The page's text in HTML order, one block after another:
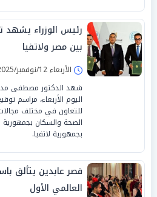
رئيس الوزراء
بين مصر ولاتفيا
الأربعاء 12/نوفمبر/2025 - 02:35 م
شهد الدكتور مصطفى
اليوم الأربعاء، مراسم
للتعاون في مختلف مجالات
الصحة والسكان بجمهورية
بجمهورية لاتفيا.
قصر عابدين يتألق
العالمي الأول